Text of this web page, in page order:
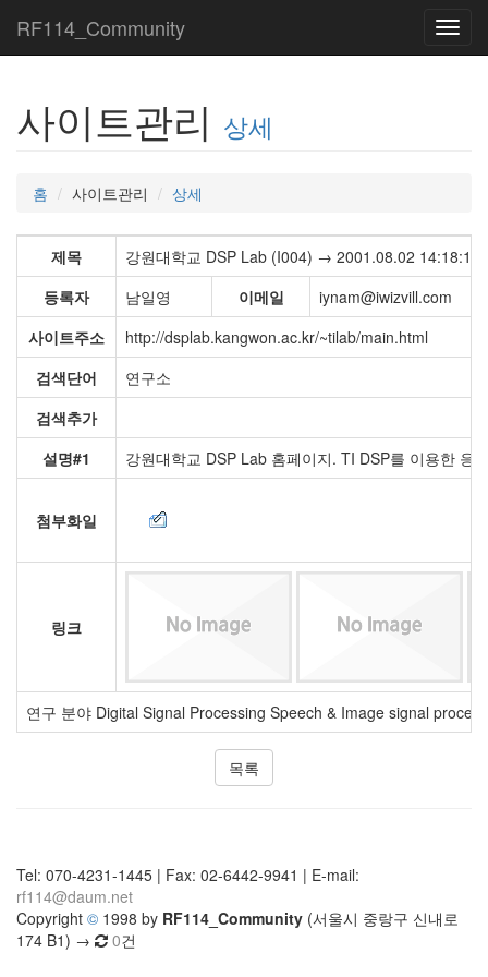
RF114_Community
사이트관리 상세
홈 사이트관리 상세
제목
강원대학교 DSP Lab (I004) → 2001.08.02 14:18:18
등록자
남일영 이메일
iynam@iwizvill.com
사이트주소
http://dsplab.kangwon.ac.kr/~tilab/main.html
검색단어
연구소
검색추가
설명#1
강원대학교 DSP Lab 홈페이지. TI DSP를 이용한 응
첨부화일
링크
연구 분야 Digital Signal Processing Speech & Image signal
목록
Tel: 070-4231-1445 | Fax: 02-6442-9941 | E-mail:
rf114@daum.net
Copyright © 1998 by RF114_Community (서울시 중랑구 신내로
174 B1) →
0건